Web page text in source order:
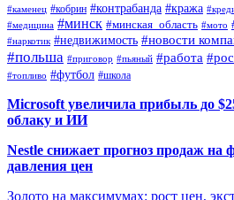
#каменец #кобрин #контрабанда #кража
#медицина #минск #минская_область #мото
#наркотик #недвижимость #новости
#польша #приговор #пьяный #работа
#топливо #футбол #школа
Microsoft увеличила прибыль до
облаку и ИИ
Nestle снижает прогноз продаж на
давления цен
Золото на максимумах: рост цен,